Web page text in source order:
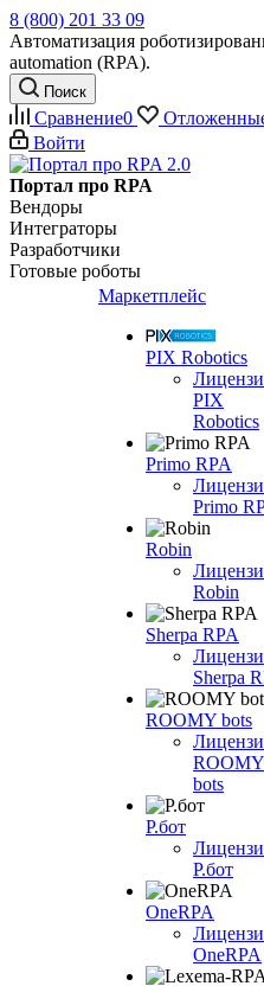
8 (800) 201 33 09
Автоматизация
automation (RPA).
Поиск
Сравнение0
Войти
Портал про RPA
Вендоры
Интеграторы
Разработчики
Готовые роботы
Маркетплейс
PIX Robotics
PIX
Robotics
Primo RPA
Primo
Robin
Robin
Sherpa RPA
Sherpa
ROOMY bots
ROOMY
bots
Р.бот
Р.бот
OneRPA
OneRPA